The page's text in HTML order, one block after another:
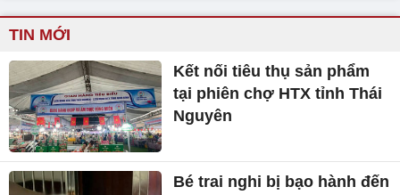
TIN MỚI
Kết nối tiêu thụ sản phẩm
tại phiên chợ HTX tỉnh Thái
Nguyên
Bé trai nghi bị bạo hành đến